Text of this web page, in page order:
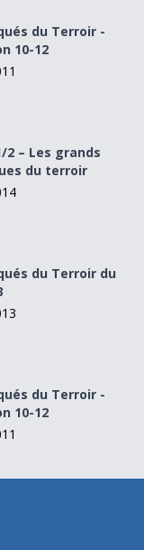
du Terroir -
10-12
2 – Les grands
du terroir
du Terroir du
du Terroir -
10-12